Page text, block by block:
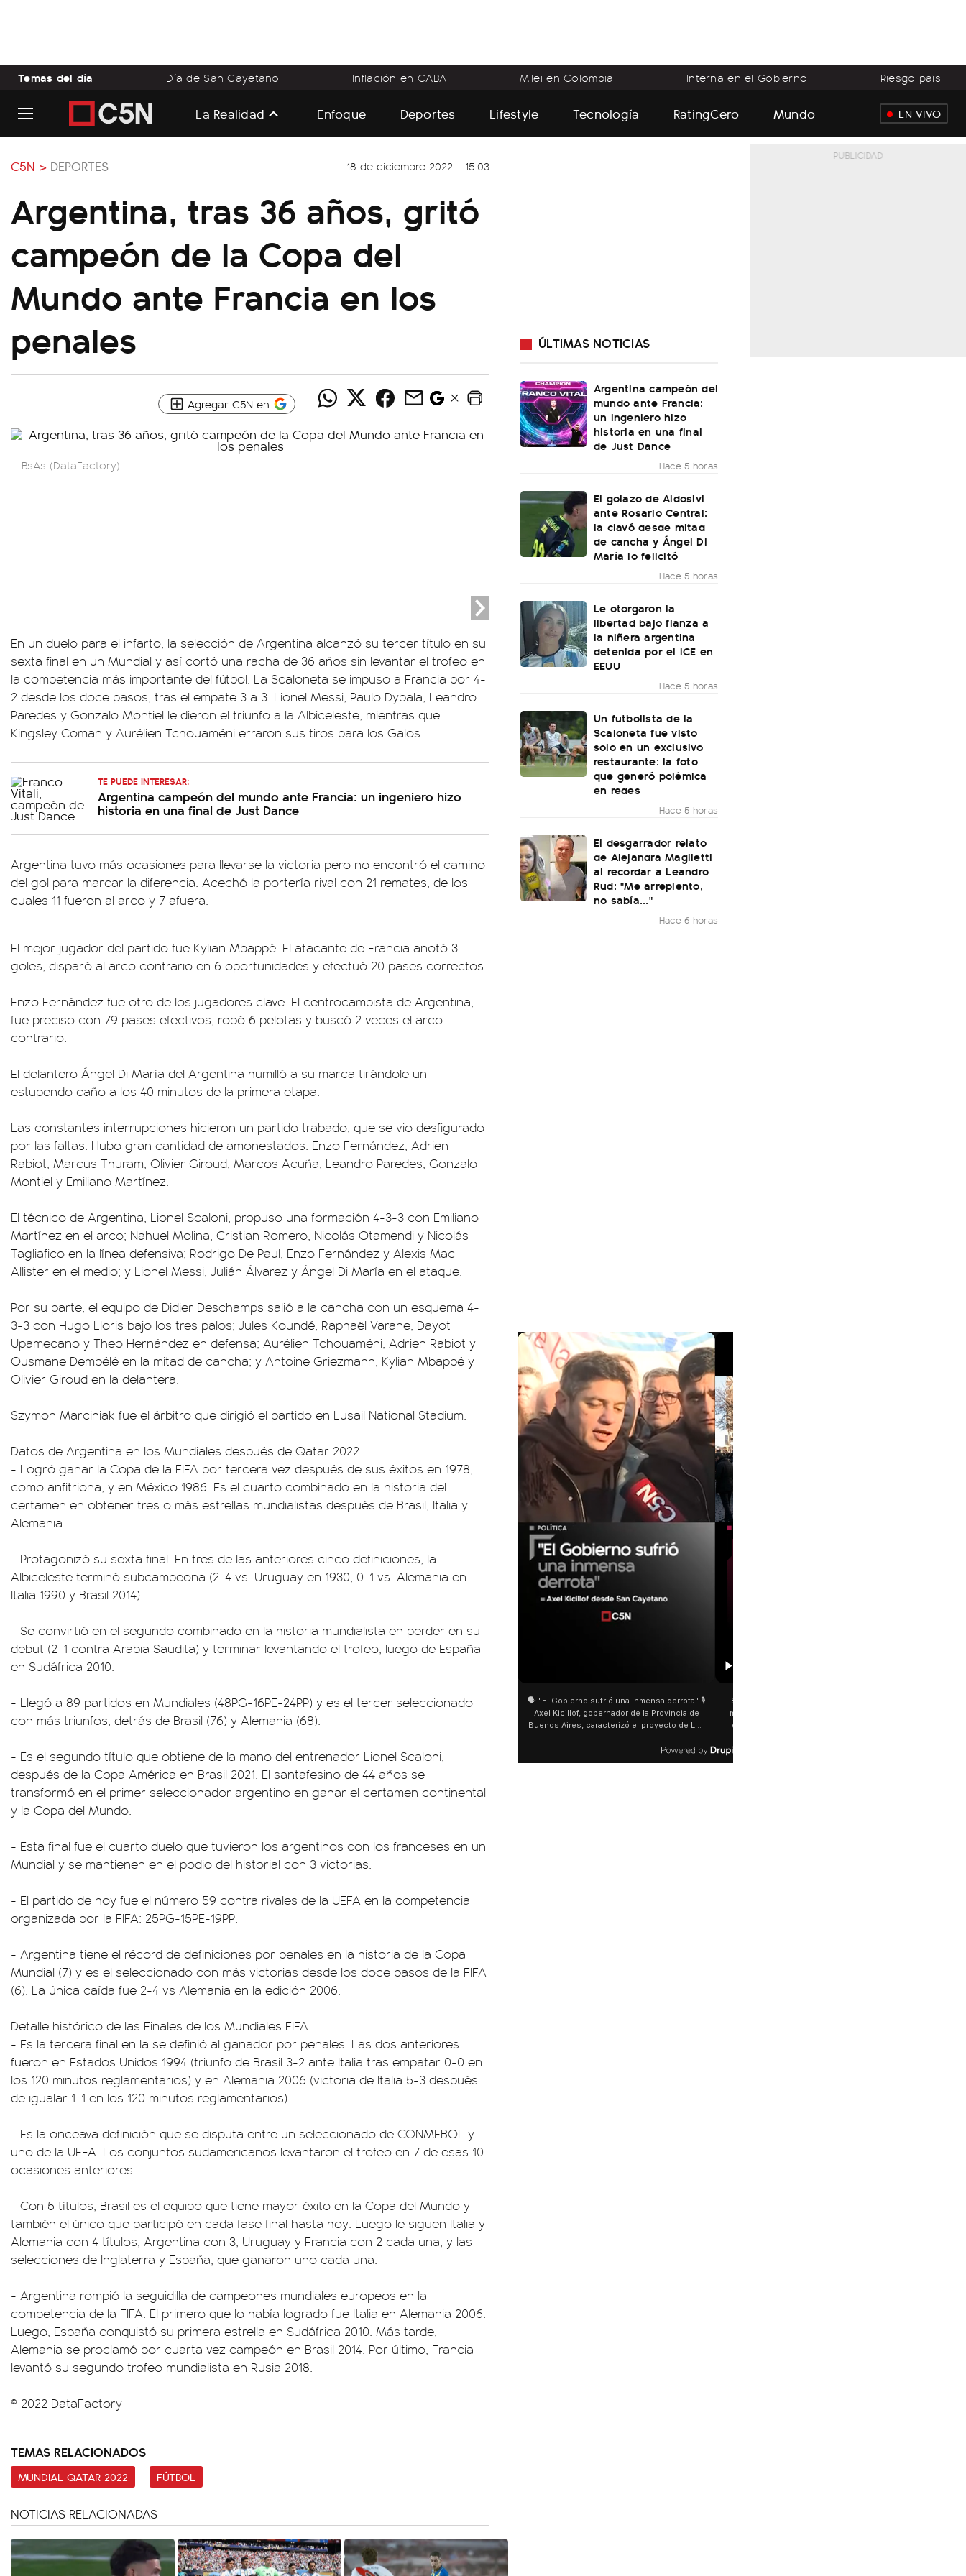
Temas del día Día de San Cayetano Inflación en CABA Milei en Colombia Interna en el Gobierno Riesgo país
La Realidad Enfoque Deportes Lifestyle Tecnología RatingCero Mundo EN VIVO
C5N > DEPORTES 18 de diciembre 2022 - 15:03
Argentina, tras 36 años, gritó
campeón de la Copa del
Mundo ante Francia en los
penales
Agregar C5N en
BsAs (DataFactory)
En un duelo para el infarto, la selección de Argentina alcanzó su tercer título en su
sexta final en un Mundial y así cortó una racha de 36 años sin levantar el trofeo en
la competencia más importante del fútbol. La Scaloneta se impuso a Francia por 4-
2 desde los doce pasos, tras el empate 3 a 3. Lionel Messi, Paulo Dybala, Leandro
Paredes y Gonzalo Montiel le dieron el triunfo a la Albiceleste, mientras que
Kingsley Coman y Aurélien Tchouaméni erraron sus tiros para los Galos.
TE PUEDE INTERESAR:
Argentina campeón del mundo ante Francia: un ingeniero hizo
historia en una final de Just Dance
Argentina tuvo más ocasiones para llevarse la victoria pero no encontró el camino
del gol para marcar la diferencia. Acechó la portería rival con 21 remates, de los
cuales 11 fueron al arco y 7 afuera.
El mejor jugador del partido fue Kylian Mbappé. El atacante de Francia anotó 3
goles, disparó al arco contrario en 6 oportunidades y efectuó 20 pases correctos.
Enzo Fernández fue otro de los jugadores clave. El centrocampista de Argentina,
fue preciso con 79 pases efectivos, robó 6 pelotas y buscó 2 veces el arco
contrario.
El delantero Ángel Di María del Argentina humilló a su marca tirándole un
estupendo caño a los 40 minutos de la primera etapa.
Las constantes interrupciones hicieron un partido trabado, que se vio desfigurado
por las faltas. Hubo gran cantidad de amonestados: Enzo Fernández, Adrien
Rabiot, Marcus Thuram, Olivier Giroud, Marcos Acuña, Leandro Paredes, Gonzalo
Montiel y Emiliano Martínez.
El técnico de Argentina, Lionel Scaloni, propuso una formación 4-3-3 con Emiliano
Martínez en el arco; Nahuel Molina, Cristian Romero, Nicolás Otamendi y Nicolás
Tagliafico en la línea defensiva; Rodrigo De Paul, Enzo Fernández y Alexis Mac
Allister en el medio; y Lionel Messi, Julián Álvarez y Ángel Di María en el ataque.
Por su parte, el equipo de Didier Deschamps salió a la cancha con un esquema 4-
3-3 con Hugo Lloris bajo los tres palos; Jules Koundé, Raphaël Varane, Dayot
Upamecano y Theo Hernández en defensa; Aurélien Tchouaméni, Adrien Rabiot y
Ousmane Dembélé en la mitad de cancha; y Antoine Griezmann, Kylian Mbappé y
Olivier Giroud en la delantera.
Szymon Marciniak fue el árbitro que dirigió el partido en Lusail National Stadium.
Datos de Argentina en los Mundiales después de Qatar 2022
- Logró ganar la Copa de la FIFA por tercera vez después de sus éxitos en 1978,
como anfitriona, y en México 1986. Es el cuarto combinado en la historia del
certamen en obtener tres o más estrellas mundialistas después de Brasil, Italia y
Alemania.
- Protagonizó su sexta final. En tres de las anteriores cinco definiciones, la
Albiceleste terminó subcampeona (2-4 vs. Uruguay en 1930, 0-1 vs. Alemania en
Italia 1990 y Brasil 2014).
- Se convirtió en el segundo combinado en la historia mundialista en perder en su
debut (2-1 contra Arabia Saudita) y terminar levantando el trofeo, luego de España
en Sudáfrica 2010.
- Llegó a 89 partidos en Mundiales (48PG-16PE-24PP) y es el tercer seleccionado
con más triunfos, detrás de Brasil (76) y Alemania (68).
- Es el segundo título que obtiene de la mano del entrenador Lionel Scaloni,
después de la Copa América en Brasil 2021. El santafesino de 44 años se
transformó en el primer seleccionador argentino en ganar el certamen continental
y la Copa del Mundo.
- Esta final fue el cuarto duelo que tuvieron los argentinos con los franceses en un
Mundial y se mantienen en el podio del historial con 3 victorias.
- El partido de hoy fue el número 59 contra rivales de la UEFA en la competencia
organizada por la FIFA: 25PG-15PE-19PP.
- Argentina tiene el récord de definiciones por penales en la historia de la Copa
Mundial (7) y es el seleccionado con más victorias desde los doce pasos de la FIFA
(6). La única caída fue 2-4 vs Alemania en la edición 2006.
Detalle histórico de las Finales de los Mundiales FIFA
- Es la tercera final en la se definió al ganador por penales. Las dos anteriores
fueron en Estados Unidos 1994 (triunfo de Brasil 3-2 ante Italia tras empatar 0-0 en
los 120 minutos reglamentarios) y en Alemania 2006 (victoria de Italia 5-3 después
de igualar 1-1 en los 120 minutos reglamentarios).
- Es la onceava definición que se disputa entre un seleccionado de CONMEBOL y
uno de la UEFA. Los conjuntos sudamericanos levantaron el trofeo en 7 de esas 10
ocasiones anteriores.
- Con 5 títulos, Brasil es el equipo que tiene mayor éxito en la Copa del Mundo y
también el único que participó en cada fase final hasta hoy. Luego le siguen Italia y
Alemania con 4 títulos; Argentina con 3; Uruguay y Francia con 2 cada una; y las
selecciones de Inglaterra y España, que ganaron uno cada una.
- Argentina rompió la seguidilla de campeones mundiales europeos en la
competencia de la FIFA. El primero que lo había logrado fue Italia en Alemania 2006.
Luego, España conquistó su primera estrella en Sudáfrica 2010. Más tarde,
Alemania se proclamó por cuarta vez campeón en Brasil 2014. Por último, Francia
levantó su segundo trofeo mundialista en Rusia 2018.
© 2022 DataFactory
TEMAS RELACIONADOS
MUNDIAL QATAR 2022 FÚTBOL
NOTICIAS RELACIONADAS
ÚLTIMAS NOTICIAS
Argentina campeón del
mundo ante Francia:
un ingeniero hizo
historia en una final
de Just Dance
Hace 5 horas
El golazo de Aldosivi
ante Rosario Central:
la clavó desde mitad
de cancha y Ángel Di
María lo felicitó
Hace 5 horas
Le otorgaron la
libertad bajo fianza a
la niñera argentina
detenida por el ICE en
EEUU
Hace 5 horas
Un futbolista de la
Scaloneta fue visto
solo en un exclusivo
restaurante: la foto
que generó polémica
en redes
Hace 5 horas
El desgarrador relato
de Alejandra Maglietti
al recordar a Leandro
Rud: "Me arrepiento,
no sabía..."
Hace 6 horas
🗣️ "El Gobierno sufrió una inmensa derrota" 🎙️
Axel Kicillof, gobernador de la Provincia de
Buenos Aires, caracterizó el proyecto de Ley
y destacó "la movilización popular". 📌 La
declaración fue desde el santuario de San
Cayetano, donde también advirtió que "la
sociedad no solo sufre porque no llega sino
San Cayetano: Jorge García Cuerva juntó a
miles de peregrinos en Liniers El arzobispo
de Buenos Aires destacó la fortaleza de la
agua y soportó las bajas temperaturas de los
últimos días: "Son dificultades que pudieron